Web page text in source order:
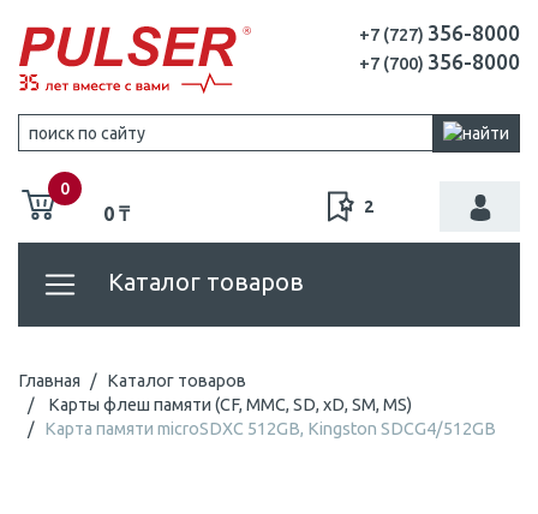
+7 (727) 356-8000
+7 (700) 356-8000
0
0 ₸ 2
Каталог товаров
Главная
Каталог товаров
Карты флеш памяти (CF, MMC, SD, xD, SM, MS)
Карта памяти microSDXC 512GB, Kingston SDCG4/512GB